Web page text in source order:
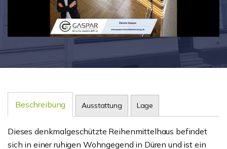
Beschreibung Ausstattung Lage
Dieses denkmalgeschützte Reihenmittelhaus befindet
sich in einer ruhigen Wohngegend in Düren und ist ein